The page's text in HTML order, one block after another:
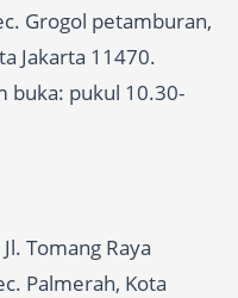
Grogol petamburan,
Jakarta 11470.
buka: pukul 10.30-
Tomang Raya
Palmerah, Kota